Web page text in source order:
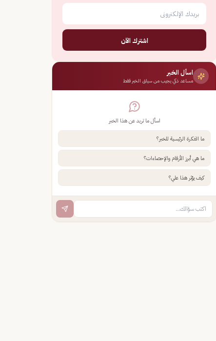
اشترك الآن
اسأل الخبر
مساعد ذكي يجيب من سياق الخبر فقط
اسأل ما تريد عن هذا الخبر
ما الفكرة الرئيسية للخبر؟
ما هي أبرز الأرقام والإحصاءات؟
كيف يؤثر هذا علي؟